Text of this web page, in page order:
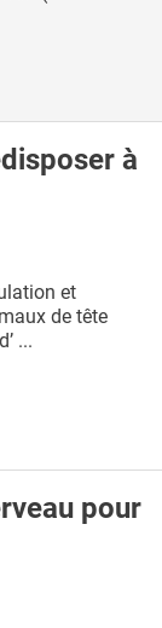
à
et
de tête
...
pour